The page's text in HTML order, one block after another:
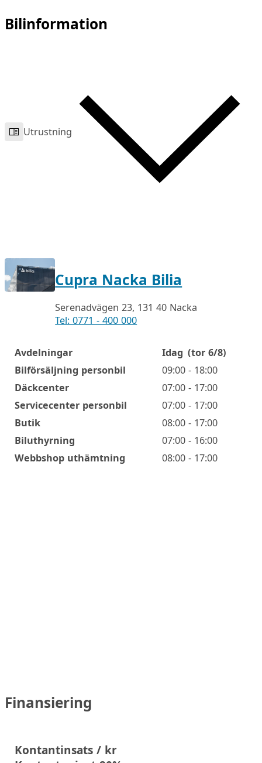
Bilinformation
Utrustning
Cupra Nacka Bilia
Serenadvägen 23, 131 40 Nacka
Tel: 0771 - 400 000
Öppettider
Avdelningar Idag (tor 6/8)
Bilförsäljning personbil
09:00 - 18:00
Däckcenter
07:00 - 17:00
Servicecenter personbil
07:00 - 17:00
Butik
08:00 - 17:00
Biluthyrning
07:00 - 16:00
Webbshop uthämtning
08:00 - 17:00
Finansiering
Kontantinsats / kr